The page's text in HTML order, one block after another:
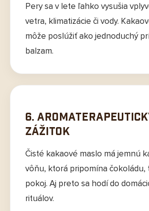
Pery sa v lete ľahko vysušia
vetra, klimatizácie či vody.
môže poslúžiť ako jednoduchý
balzam.
6.
zážitok
Čisté kakaové maslo má jemnú
vôňu, ktorá pripomína čokoládu,
pokoj. Aj preto sa hodí do
rituálov.